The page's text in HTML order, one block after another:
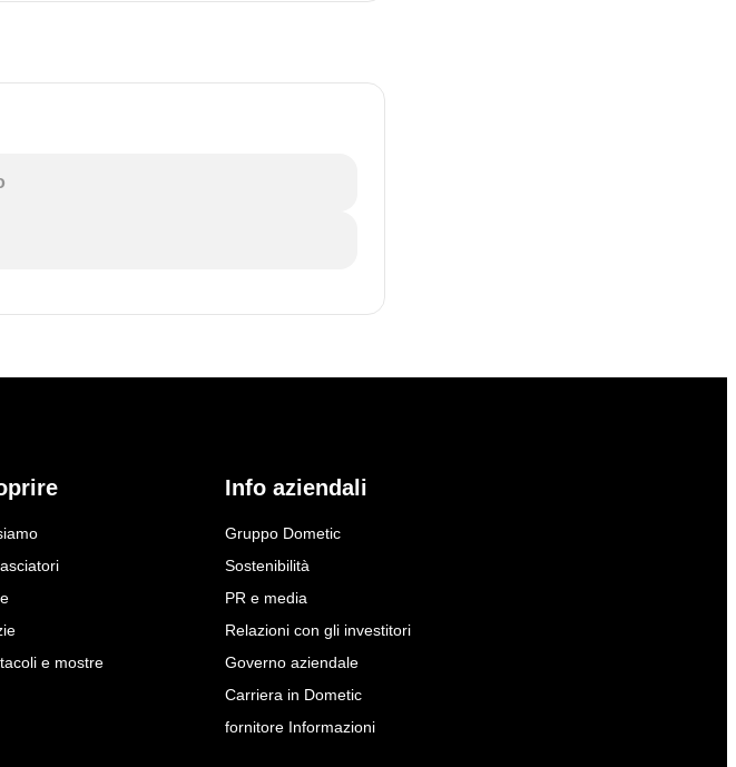
e mostre
Info aziendali
Gruppo Dometic
Sostenibilità
PR e media
Relazioni con gli investitori
Governo aziendale
Carriera in Dometic
fornitore Informazioni